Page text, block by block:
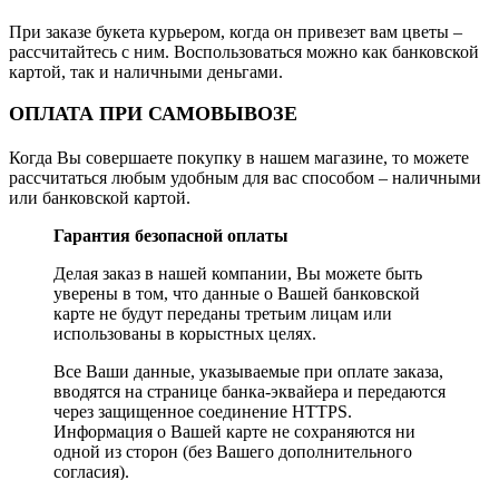
При заказе букета курьером, когда он привезет вам цветы –
рассчитайтесь с ним. Воспользоваться можно как банковской
картой, так и наличными деньгами.
ОПЛАТА ПРИ САМОВЫВОЗЕ
Когда Вы совершаете покупку в нашем магазине, то можете
рассчитаться любым удобным для вас способом – наличными
или банковской картой.
Гарантия безопасной оплаты
Делая заказ в нашей компании, Вы можете быть
уверены в том, что данные о Вашей банковской
карте не будут переданы третьим лицам или
использованы в корыстных целях.
Все Ваши данные, указываемые при оплате заказа,
вводятся на странице банка-эквайера и передаются
через защищенное соединение HTTPS.
Информация о Вашей карте не сохраняются ни
одной из сторон (без Вашего дополнительного
согласия).